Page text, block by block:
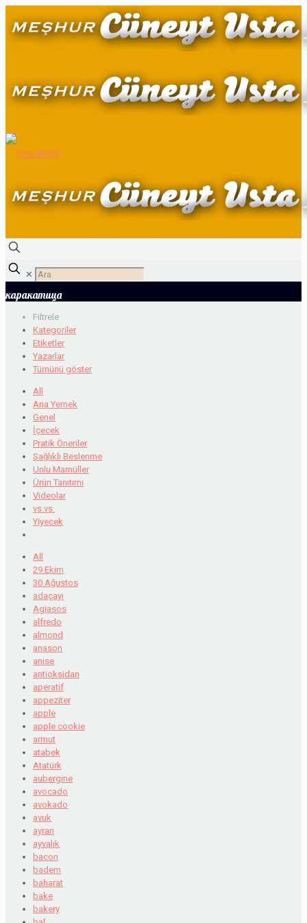
✕
каракатица
Filtrele
Kategoriler
Etiketler
Yazarlar
Tümünü göster
All
Ana Yemek
Genel
İçecek
Pratik Öneriler
Sağlıklı Beslenme
Unlu Mamüller
Ürün Tanıtımı
Videolar
vs.vs.
Yiyecek
All
29 Ekim
30 Ağustos
adaçayı
Agiasos
alfredo
almond
anason
anise
antioksidan
aperatif
appeziter
apple
apple cookie
armut
atabek
Atatürk
aubergine
avocado
avokado
avuk
ayran
ayvalık
bacon
badem
baharat
bake
bakery